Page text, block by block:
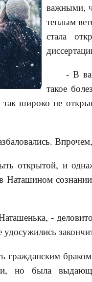
важными,
теплым
стала
- В
такое
широко не
открытой, и
Наташином
-
но была